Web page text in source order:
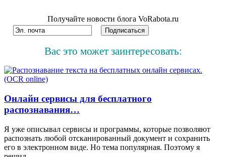
Получайте новости блога VoRabota.ru
Вас это может заинтересовать:
Онлайн сервисы для бесплатного
распознавания…
Я уже описывал сервисы и программы, которые позволяют
распознать любой отсканированный документ и сохранить
его в электронном виде. Но тема популярная. Поэтому я